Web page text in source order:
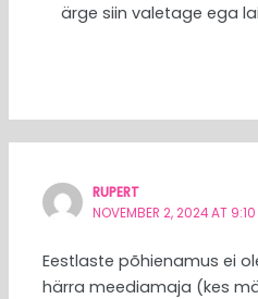
ärge siin valetage ega
RUPERT
NOVEMBER 2, 2024 AT 9:10
Eestlaste põhienamus ei
härra meediamaja (kes